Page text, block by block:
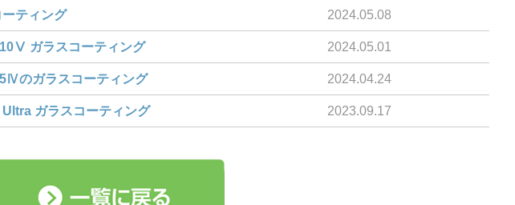
ティング 2024.05.08
ガラスコーティング 2024.05.01
のガラスコーティング 2024.04.24
ガラスコーティング 2023.09.17